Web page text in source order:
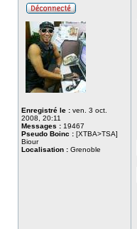
ligne
Enregistré le : ven. 3 oct.
2008, 20:11
Messages : 19467
Pseudo Boinc : [XTBA>TSA]
Biour
Localisation : Grenoble